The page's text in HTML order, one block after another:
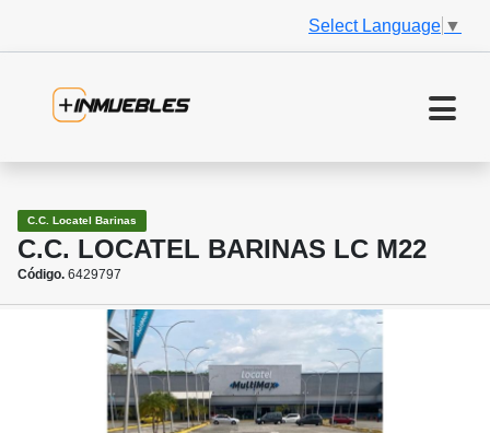
Select Language ▼
C.C. Locatel Barinas
C.C. LOCATEL BARINAS LC M22
Código. 6429797